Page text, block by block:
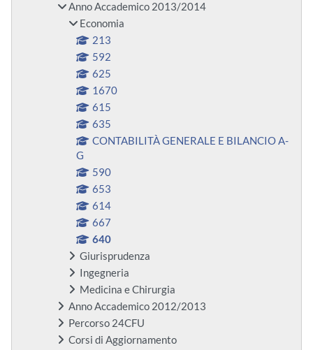
Anno Accademico 2013/2014
Economia
213
592
625
1670
615
635
CONTABILITÀ GENERALE E BILANCIO A-
G
590
653
614
667
640
Giurisprudenza
Ingegneria
Medicina e Chirurgia
Anno Accademico 2012/2013
Percorso 24CFU
Corsi di Aggiornamento